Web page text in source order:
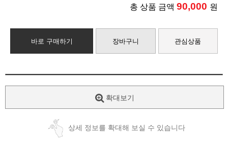
총 상품 금액 90,000 원
바로 구매하기 장바구니 관심상품
확대보기
상세 정보를 확대해 보실 수 있습니다